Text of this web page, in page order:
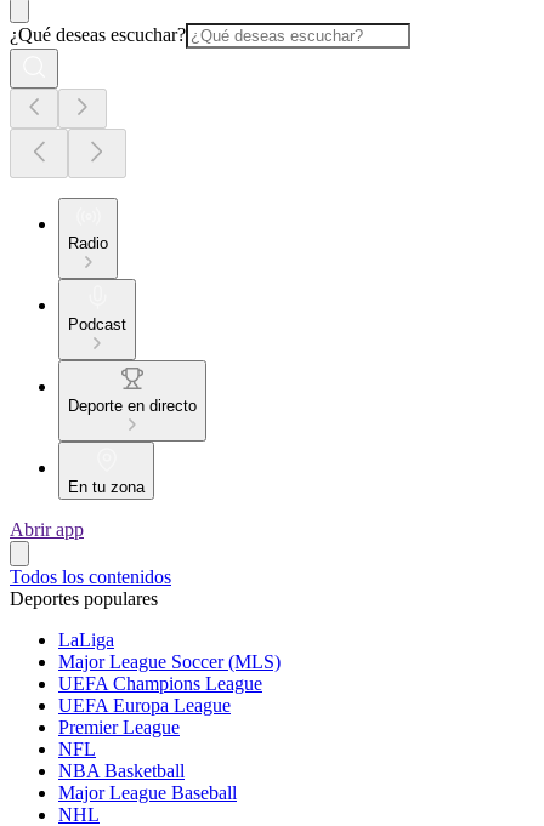
¿Qué deseas escuchar?
Radio
Podcast
Deporte en directo
En tu zona
Abrir app
Todos los contenidos
Deportes populares
LaLiga
Major League Soccer (MLS)
UEFA Champions League
UEFA Europa League
Premier League
NFL
NBA Basketball
Major League Baseball
NHL